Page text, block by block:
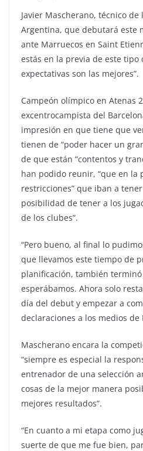
Javier Mascherano, técnico de
Argentina, que debutará este
ante Marruecos en Saint
estás en la previa de este tipo
expectativas son las mejores”.
Campeón olímpico en Atenas
excentrocampista del
impresión en que tiene que
tienen de “poder hacer un
de que están “contentos y
han podido reunir, “que en la
restricciones” que iban a
posibilidad de tener a los
de los clubes”.
“Pero bueno, al final lo
que llevamos este tiempo de
planificación, también
esperábamos. Ahora solo
día del debut y empezar a
declaraciones a los medios de
Mascherano encara la
“siempre es especial la
entrenador de una selección
cosas de la mejor manera
mejores resultados”.
“En cuanto a mi etapa como
suerte de que me fue bien,